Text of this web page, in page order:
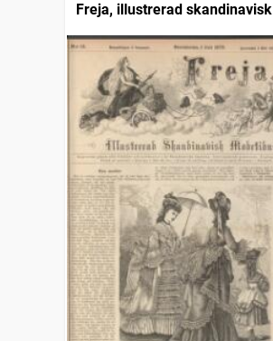
Freja, illustrerad skandinavisk
modetidning